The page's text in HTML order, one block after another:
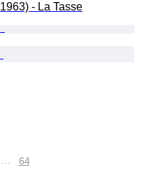
1963) - La Tasse
… 64